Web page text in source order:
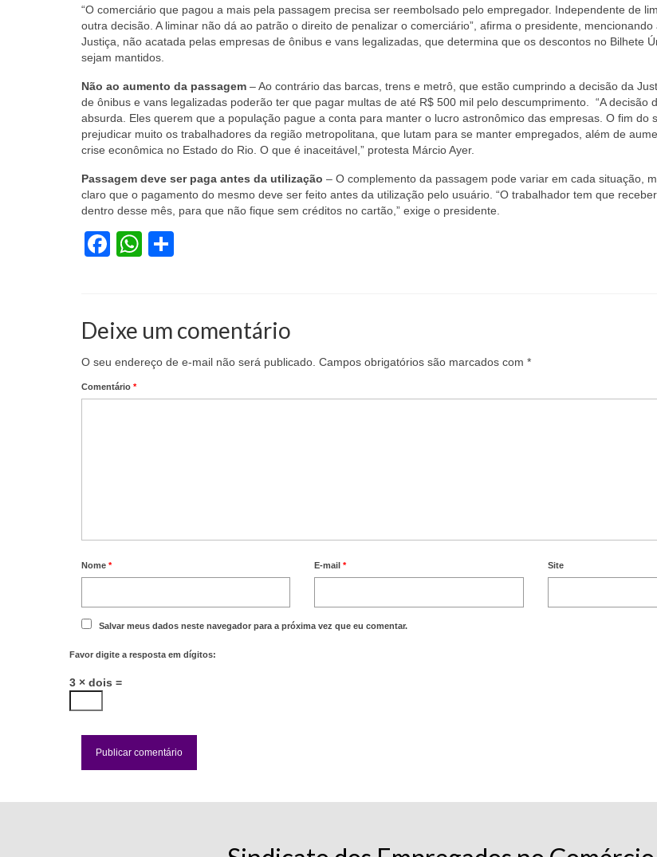
“O comerciário que pagou a mais pela passagem precisa ser reembolsado pelo empregador. Independente de
outra decisão. A liminar não dá ao patrão o direito de penalizar o comerciário”, afirma o presidente, mencionando
Justiça, não acatada pelas empresas de ônibus e vans legalizadas, que determina que os descontos no Bilhete
sejam mantidos.
Não ao aumento da passagem – Ao contrário das barcas, trens e metrô, que estão cumprindo a decisão da
de ônibus e vans legalizadas poderão ter que pagar multas de até R$ 500 mil pelo descumprimento. “A decisão
absurda. Eles querem que a população pague a conta para manter o lucro astronômico das empresas. O fim do
prejudicar muito os trabalhadores da região metropolitana, que lutam para se manter empregados, além de
crise econômica no Estado do Rio. O que é inaceitável,” protesta Márcio Ayer.
Passagem deve ser paga antes da utilização – O complemento da passagem pode variar em cada situação,
claro que o pagamento do mesmo deve ser feito antes da utilização pelo usuário. “O trabalhador tem que
dentro desse mês, para que não fique sem créditos no cartão,” exige o presidente.
Facebook
WhatsApp
Deixe um comentário
O seu endereço de e-mail não será publicado. Campos obrigatórios são marcados com *
Comentário *
Nome * E-mail* Site
Salvar meus dados neste navegador para a próxima vez que eu comentar.
Favor digite a resposta em dígitos:
3 × dois =